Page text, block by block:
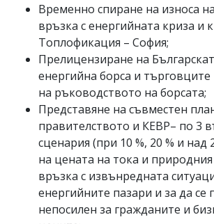
Временно спиране на износа
връзка с енергийната криза и
Топлофикация – София;
Прелицензиране на
енергийна борса и търговците
на ръководството на борсата;
Представяне на съвместен
правителството и КЕВР– по 3
сценария (при 10 %, 20 % и над
на цената на тока и природния
връзка с извънредната
енергийните пазари и за да се
непосилен за гражданите и